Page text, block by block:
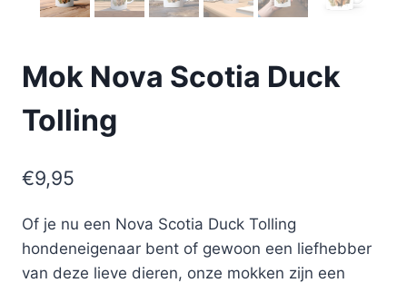
Mok Nova Scotia Duck
Tolling
€9,95
Of je nu een Nova Scotia Duck Tolling
hondeneigenaar bent of gewoon een liefhebber
van deze lieve dieren, onze mokken zijn een